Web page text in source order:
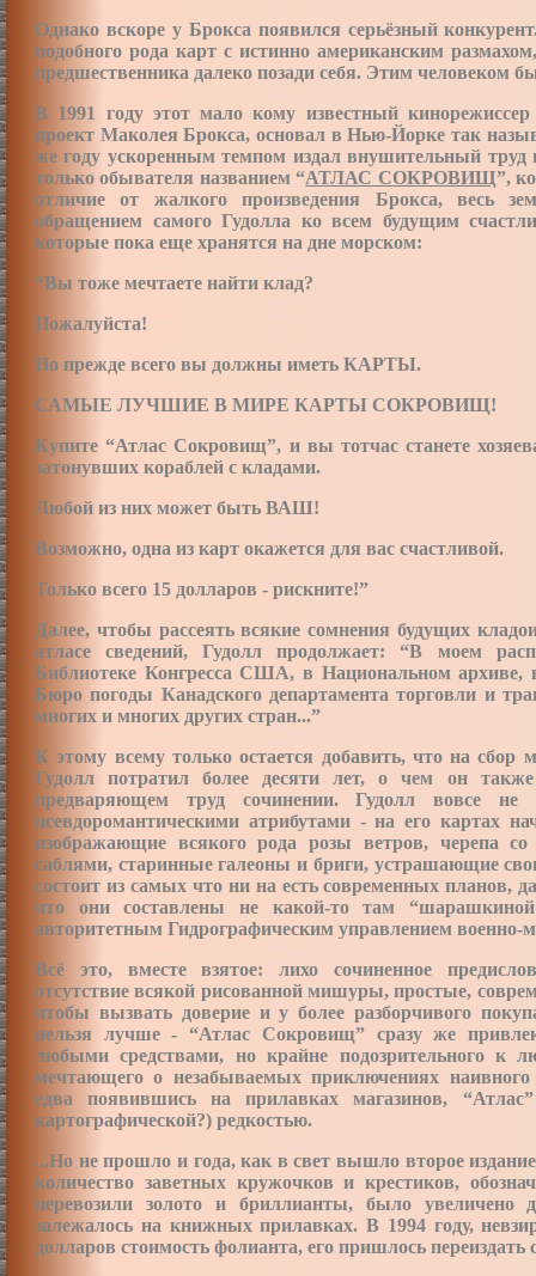
Однако вскоре у Брокса появился серьёзный
подобного рода карт с истинно американским
предшественника далеко позади себя. Этим человеком
В 1991 году этот мало кому известный
проект Маколея Брокса, основал в Нью-Йорке так
же году ускоренным темпом издал внушительный
только обывателя названием “АТЛАС СОКРОВИЩ”,
отличие от жалкого произведения Брокса, весь
обращением самого Гудолла ко всем будущим
которые пока еще хранятся на дне морском:
“Вы тоже мечтаете найти клад?
Пожалуйста!
Но прежде всего вы должны иметь КАРТЫ.
САМЫЕ ЛУЧШИЕ В МИРЕ КАРТЫ СОКРОВИЩ!
Купите “Атлас Сокровищ”, и вы тотчас станете
затонувших кораблей с кладами.
Любой из них может быть ВАШ!
Возможно, одна из карт окажется для вас счастливой.
Только всего 15 долларов - рискните!”
Далее, чтобы рассеять всякие сомнения будущих
атласе сведений, Гудолл продолжает: “В моем
Библиотеке Конгресса США, в Национальном
Бюро погоды Канадского департамента торговли и
многих и многих других стран...”
К этому всему только остается добавить, что на сбор
Гудолл потратил более десяти лет, о чем он
предваряющем труд сочинении. Гудолл вовсе не
псевдоромантическими атрибутами - на его картах
изображающие всякого рода розы ветров, черепа
саблями, старинные галеоны и бриги, устрашающие
состоит из самых что ни на есть современных
что они составлены не какой-то там
авторитетным Гидрографическим управлением
Всё это, вместе взятое: лихо сочиненное
отсутствие всякой рисованной мишуры, простые,
чтобы вызвать доверие и у более разборчивого
нельзя лучше - “Атлас Сокровищ” сразу же
любыми средствами, но крайне подозрительного к
мечтающего о незабываемых приключениях
едва появившись на прилавках магазинов,
картографической?) редкостью.
...Но не прошло и года, как в свет вышло второе
количество заветных кружочков и крестиков,
перевозили золото и бриллианты, было увеличено
залежалось на книжных прилавках. В 1994 году,
долларов стоимость фолианта, его пришлось переиздать